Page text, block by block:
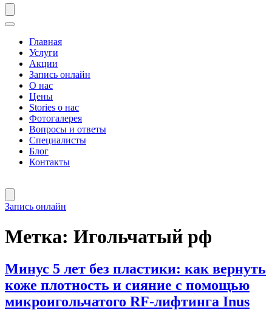
Главная
Услуги
Акции
Запись онлайн
О нас
Цены
Stories о нас
Фотогалерея
Вопросы и ответы
Специалисты
Блог
Контакты
Запись онлайн
Метка: Игольчатый рф
Минус 5 лет без пластики: как вернуть
коже плотность и сияние с помощью
микроигольчатого RF-лифтинга Inus